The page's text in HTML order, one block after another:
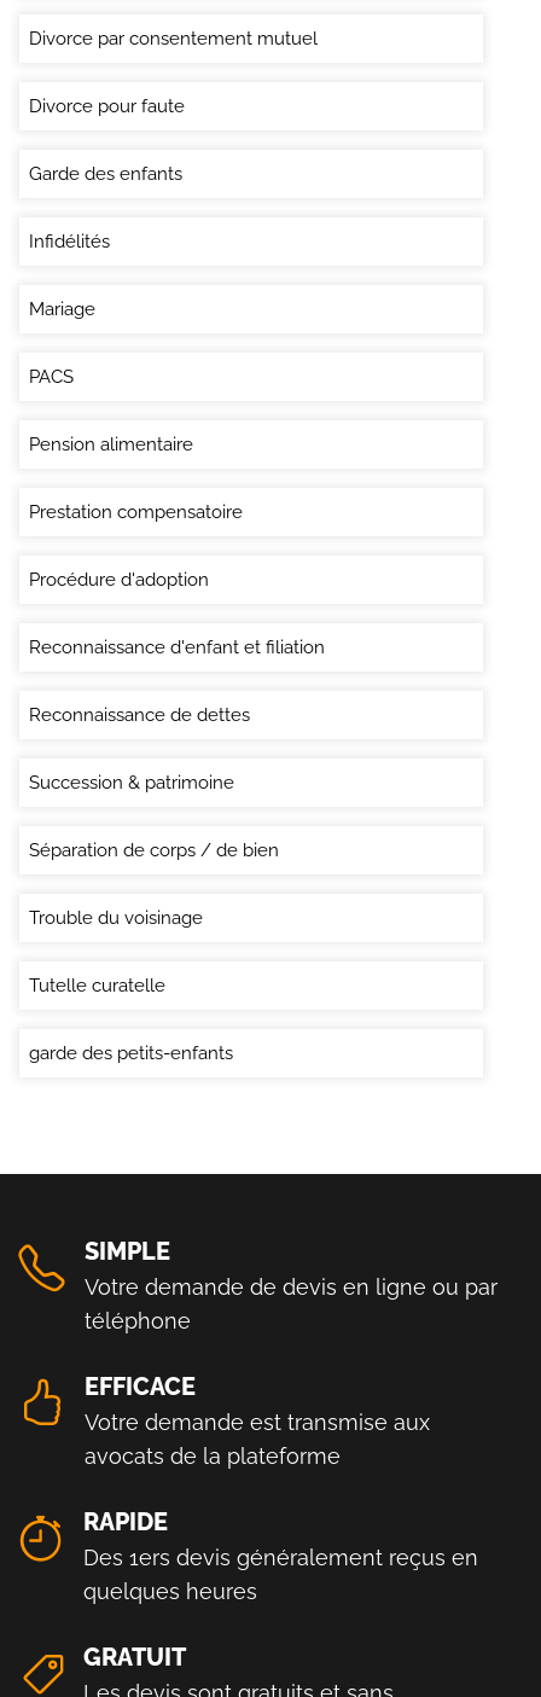
Divorce par consentement mutuel
Divorce pour faute
Garde des enfants
Infidélités
Mariage
PACS
Pension alimentaire
Prestation compensatoire
Procédure d'adoption
Reconnaissance d'enfant et filiation
Reconnaissance de dettes
Succession & patrimoine
Séparation de corps / de bien
Trouble du voisinage
Tutelle curatelle
garde des petits-enfants
SIMPLE
Votre demande de devis en ligne ou par
téléphone
EFFICACE
Votre demande est transmise aux
avocats de la plateforme
RAPIDE
Des 1ers devis généralement reçus en
quelques heures
GRATUIT